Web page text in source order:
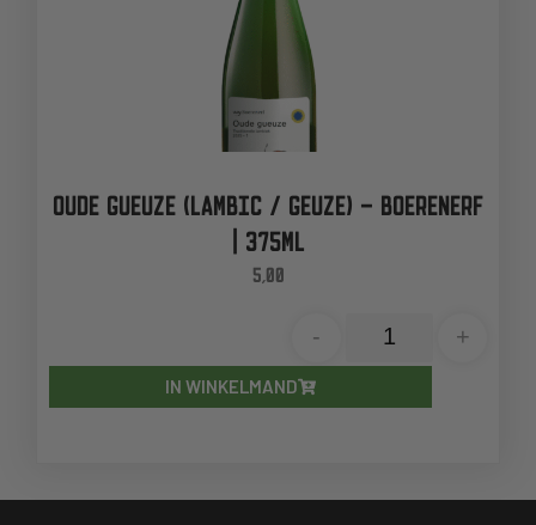
OUDE GUEUZE (LAMBIC / GEUZE) – BOERENERF
| 375ML
5,00
- +
IN WINKELMAND